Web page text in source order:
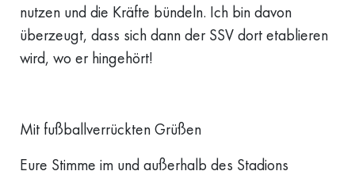
nutzen und die Kräfte bündeln. Ich bin davon
überzeugt, dass sich dann der SSV dort etablieren
wird, wo er hingehört!
Mit fußballverrückten Grüßen
Eure Stimme im und außerhalb des Stadions